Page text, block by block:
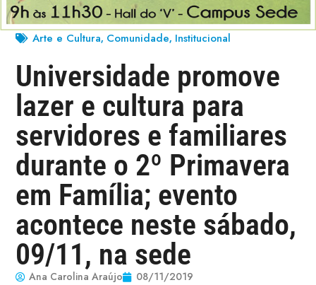
Arte e Cultura, Comunidade, Institucional
Universidade promove
lazer e cultura para
servidores e familiares
durante o 2º Primavera
em Família; evento
acontece neste sábado,
09/11, na sede
Ana Carolina Araújo 08/11/2019